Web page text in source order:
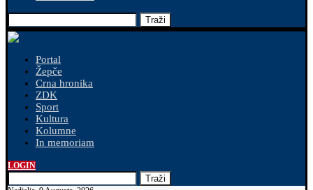
Traži
Portal
Žepče
Crna hronika
ZDK
Sport
Kultura
Kolumne
In memoriam
LOGIN
Traži